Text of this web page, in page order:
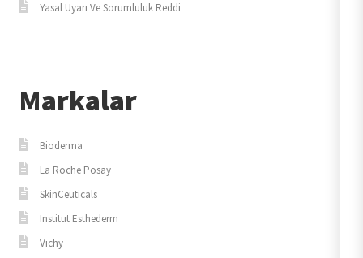
Yasal Uyarı Ve Sorumluluk Reddi
Markalar
Bioderma
La Roche Posay
SkinCeuticals
Institut Esthederm
Vichy